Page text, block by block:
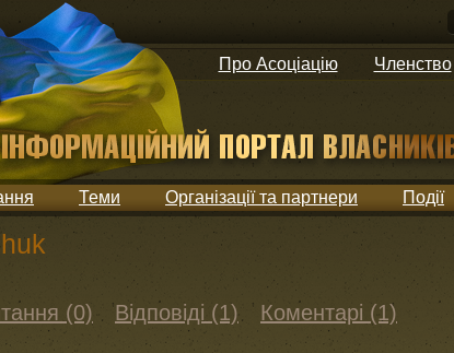
Про Асоціацію Членство
Теми Організації та партнери Події
(0) Відповіді (1) Коментарі (1)